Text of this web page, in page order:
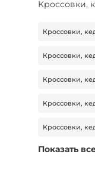
Кроссовки,
Кроссовки,
Кроссовки,
Кроссовки,
Кроссовки,
Кроссовки,
Кроссовки,
Показать